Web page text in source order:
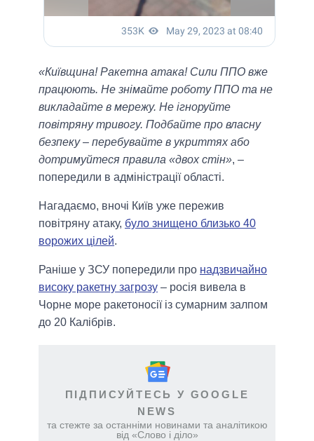
«Київщина! Ракетна атака! Сили ППО вже
працюють. Не знімайте роботу ППО та не
викладайте в мережу. Не ігноруйте
повітряну тривогу. Подбайте про власну
безпеку – перебувайте в укриттях або
дотримуйтеся правила «двох стін», –
попередили в адміністрації області.
Нагадаємо, вночі Київ уже пережив
повітряну атаку, було знищено близько 40
ворожих цілей.
Раніше у ЗСУ попередили про надзвичайно
високу ракетну загрозу – росія вивела в
Чорне море ракетоносії із сумарним залпом
до 20 Калібрів.
ПІДПИСУЙТЕСЬ У GOOGLE
NEWS
та стежте за останніми новинами та аналітикою
від «Слово і діло»